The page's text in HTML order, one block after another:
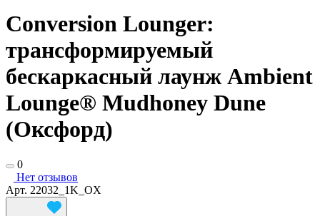
Conversion Lounger:
трансформируемый
бескаркасный лаунж Ambient
Lounge® Mudhoney Dune
(Оксфорд)
0
Нет отзывов
Арт. 22032_1K_OX